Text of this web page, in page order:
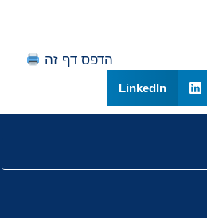
הדפס דף זה
LinkedIn